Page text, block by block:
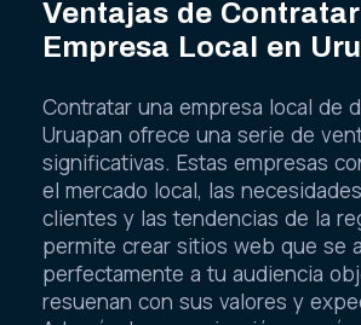
Ventajas de
Empresa Local en
Contratar una empresa local de
Uruapan ofrece una serie de
significativas. Estas empresas
el mercado local, las
clientes y las tendencias de la
permite crear sitios web que se
perfectamente a tu audiencia
resuenan con sus valores y